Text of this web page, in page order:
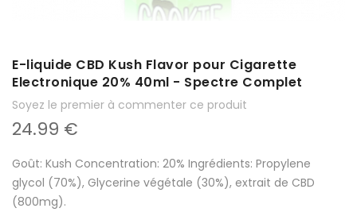
E-liquide CBD Kush Flavor pour Cigarette
Electronique 20% 40ml - Spectre Complet
Soyez le premier à commenter ce produit
24.99 €
Goût: Kush Concentration: 20% Ingrédients: Propylene
glycol (70%), Glycerine végétale (30%), extrait de CBD
(800mg).